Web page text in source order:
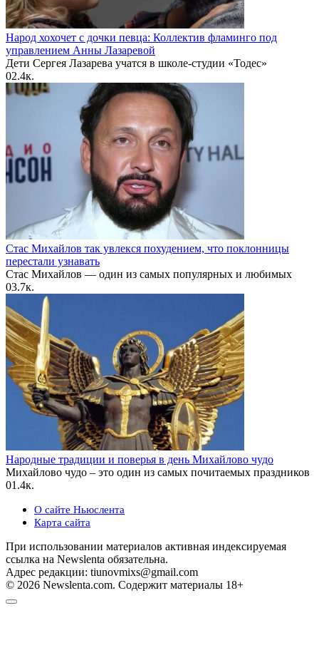
Народ хохочет с дочки певца: Коллектив фламинго под
управлением Анны Лазаревой
Дети Сергея Лазарева учатся в школе-студии «Тодес»
02.4к.
Стас Михайлов так увлекся похудением, что поклонницы
перестали узнавать
Стас Михайлов — один из самых популярных и любимых
03.7к.
Народные традиции и поверья в день Михайлово чудо
Михайлово чудо – это один из самых почитаемых праздников
01.4к.
О сайте Ньюслента
Карта сайта
При использовании материалов активная индексируемая
ссылка на Newslenta обязательна.
Адрес редакции: tiunovmixs@gmail.com
© 2026 Newslenta.com. Содержит материалы 18+